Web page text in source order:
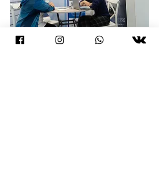
2023 KAZAKHSTAN ALMATY,
PROMOTING K-MEDICAL TOURISM